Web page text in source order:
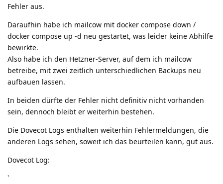
Fehler aus.
Daraufhin habe ich mailcow mit docker compose down /
docker compose up -d neu gestartet, was leider keine Abhilfe
bewirkte.
Also habe ich den Hetzner-Server, auf dem ich mailcow
betreibe, mit zwei zeitlich unterschiedlichen Backups neu
aufbauen lassen.
In beiden dürfte der Fehler nicht definitiv nicht vorhanden
sein, dennoch bleibt er weiterhin bestehen.
Die Dovecot Logs enthalten weiterhin Fehlermeldungen, die
anderen Logs sehen, soweit ich das beurteilen kann, gut aus.
Dovecot Log:
`